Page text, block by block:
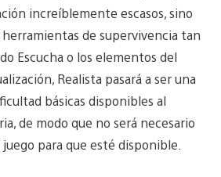
increíblemente escasos, sino
de supervivencia tan
Escucha o los elementos del
Realista pasará a ser una
básicas disponibles al
de modo que no será necesario
para que esté disponible.